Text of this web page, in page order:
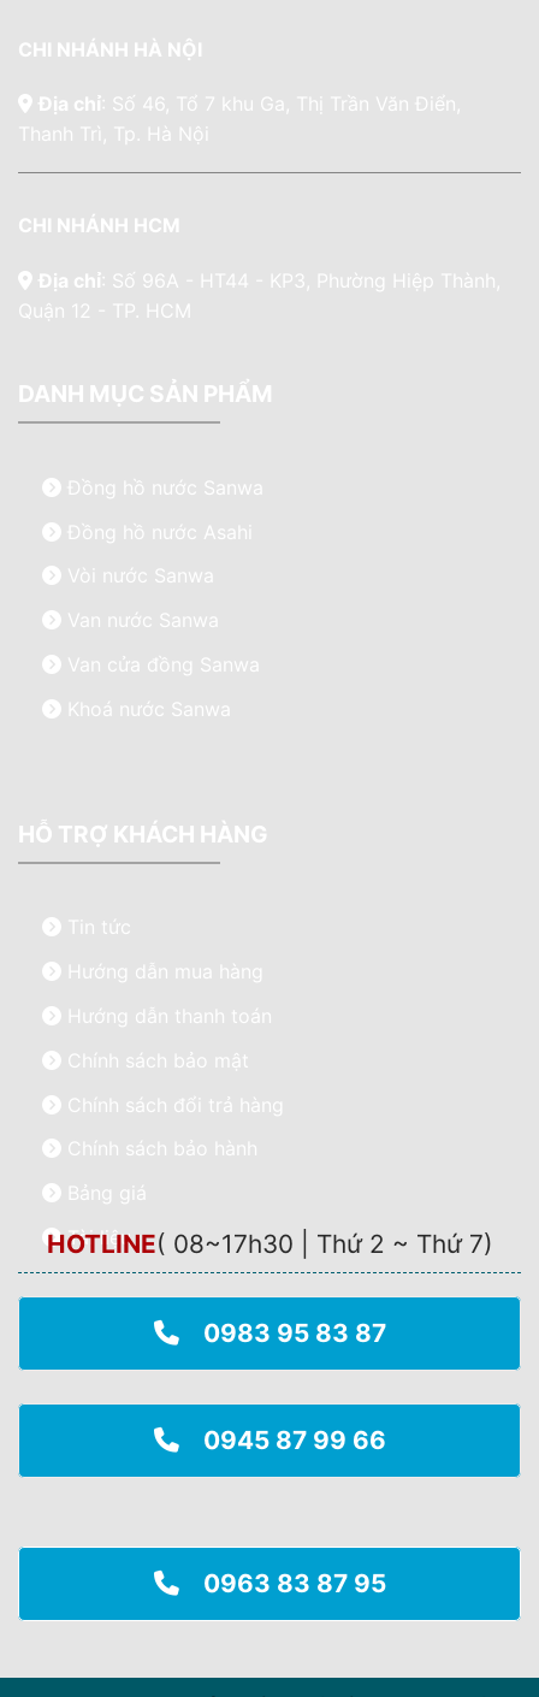
CHI NHÁNH HÀ NỘI
Địa chỉ: Số 46, Tổ 7 khu Ga, Thị Trần Văn Điển,
Thanh Trì, Tp. Hà Nội
CHI NHÁNH HCM
Địa chỉ: Số 96A - HT44 - KP3, Phường Hiệp Thành,
Quận 12 - TP. HCM
DANH MỤC SẢN PHẨM
Đồng hồ nước Sanwa
Đồng hồ nước Asahi
Vòi nước Sanwa
Van nước Sanwa
Van cửa đồng Sanwa
Khoá nước Sanwa
HỖ TRỢ KHÁCH HÀNG
Tin tức
Hướng dẫn mua hàng
Hướng dẫn thanh toán
Chính sách bảo mật
Chính sách đổi trả hàng
Chính sách bảo hành
Bảng giá
Tài liệu
HOTLINE( 08~17h30 | Thứ 2 ~ Thứ 7)
0983 95 83 87
0945 87 99 66
0963 83 87 95